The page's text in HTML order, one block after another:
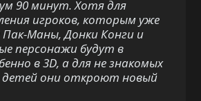
90 минут. Хотя для
игроков, которым уже
Пак-Маны, Донки Конги и
персонажи будут в
в 3D, а для не знакомых
детей они откроют новый